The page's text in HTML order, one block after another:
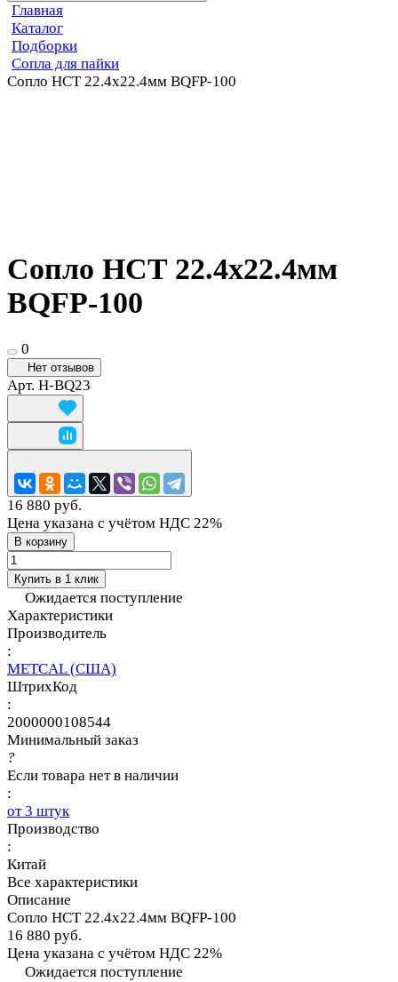
Главная
Каталог
Подборки
Сопла для пайки
Сопло HCT 22.4х22.4мм BQFP-100
Сопло HCT 22.4х22.4мм
BQFP-100
0
Нет отзывов
Арт. H-BQ23
16 880 руб.
Цена указана с учётом НДС 22%
В корзину
Купить в 1 клик
Ожидается поступление
Характеристики
Производитель
:
METCAL (США)
ШтрихКод
:
2000000108544
Минимальный заказ
?
Если товара нет в наличии
:
от 3 штук
Производство
:
Китай
Все характеристики
Описание
Сопло HCT 22.4х22.4мм BQFP-100
16 880 руб.
Цена указана с учётом НДС 22%
Ожидается поступление